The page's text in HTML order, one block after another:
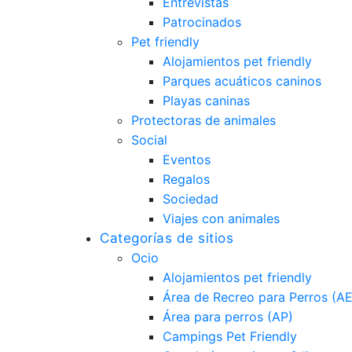
Patrocinados
Pet friendly
Alojamientos pet friendly
Parques acuáticos caninos
Playas caninas
Protectoras de animales
Social
Eventos
Regalos
Sociedad
Viajes con animales
Categorías de sitios
Ocio
Alojamientos pet friendly
Área de Recreo para Perros
Área para perros (AP)
Campings Pet Friendly